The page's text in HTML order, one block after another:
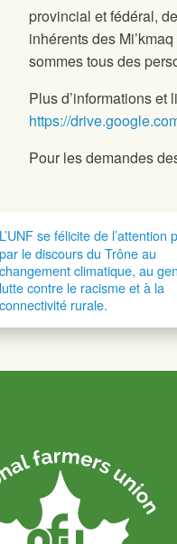
provincial et fédéral,
inhérents des
sommes tous des
Plus d’informations et
https://
Pour les demandes
L’UNF se félicite de l’attention
par le discours du Trône au
changement climatique, au
lutte contre le racisme et à la
connectivité rurale.